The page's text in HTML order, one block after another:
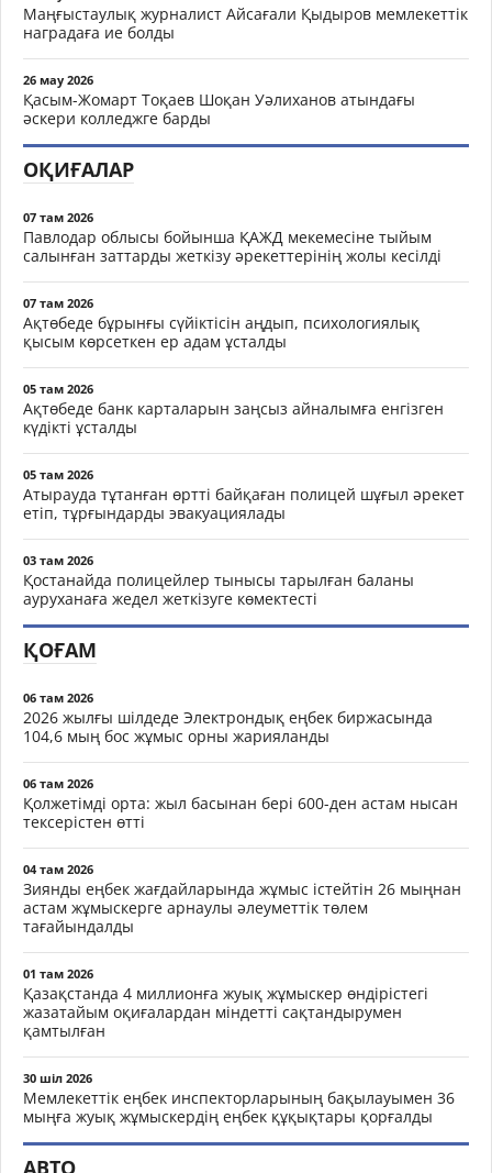
Маңғыстаулық журналист Айсағали Қыдыров мемлекеттік
наградаға ие болды
26 мау 2026
Қасым-Жомарт Тоқаев Шоқан Уәлиханов атындағы
әскери колледжге барды
ОҚИҒАЛАР
07 там 2026
Павлодар облысы бойынша ҚАЖД мекемесіне тыйым
салынған заттарды жеткізу әрекеттерінің жолы кесілді
07 там 2026
Ақтөбеде бұрынғы сүйіктісін аңдып, психологиялық
қысым көрсеткен ер адам ұсталды
05 там 2026
Ақтөбеде банк карталарын заңсыз айналымға енгізген
күдікті ұсталды
05 там 2026
Атырауда тұтанған өртті байқаған полицей шұғыл әрекет
етіп, тұрғындарды эвакуациялады
03 там 2026
Қостанайда полицейлер тынысы тарылған баланы
ауруханаға жедел жеткізуге көмектесті
ҚОҒАМ
06 там 2026
2026 жылғы шілдеде Электрондық еңбек биржасында
104,6 мың бос жұмыс орны жарияланды
06 там 2026
Қолжетімді орта: жыл басынан бері 600-ден астам нысан
тексерістен өтті
04 там 2026
Зиянды еңбек жағдайларында жұмыс істейтін 26 мыңнан
астам жұмыскерге арнаулы әлеуметтік төлем
тағайындалды
01 там 2026
Қазақстанда 4 миллионға жуық жұмыскер өндірістегі
жазатайым оқиғалардан міндетті сақтандырумен
қамтылған
30 шіл 2026
Мемлекеттік еңбек инспекторларының бақылауымен 36
мыңға жуық жұмыскердің еңбек құқықтары қорғалды
АВТО